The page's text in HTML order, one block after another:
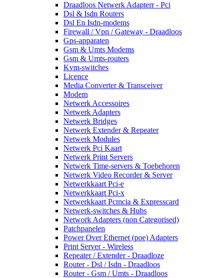
Draadloos Netwerk Adapterr - Pci
Dsl & Isdn Routers
Dsl En Isdn-modems
Firewall / Vpn / Gateway - Draadloos
Gps-apparaten
Gsm & Umts Modems
Gsm & Umts-routers
Kvm-switches
Licence
Media Converter & Transceiver
Modem
Netwerk Accessoires
Netwerk Adapters
Netwerk Bridges
Netwerk Extender & Repeater
Netwerk Modules
Netwerk Pci Kaart
Netwerk Print Servers
Netwerk Time-servers & Toebehoren
Netwerk Video Recorder & Server
Netwerkkaart Pci-e
Netwerkkaart Pci-x
Netwerkkaart Pcmcia & Expresscard
Netwerk-switches & Hubs
Network Adapters (non Categorised)
Patchpanelen
Power Over Ethernet (poe) Adapters
Print Server - Wireless
Repeater / Extender - Draadloze
Router - Dsl / Isdn - Draadloos
Router - Gsm / Umts - Draadloos